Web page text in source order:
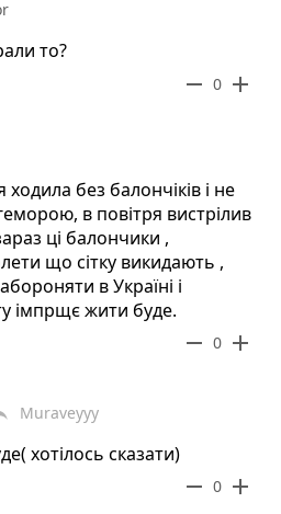
то?
remove 0 add
ходила без балончіків і не
в повітря вистрілив
ці балончики ,
що сітку викидають ,
в Україні і
імпрщє жити буде.
remove 0 add
Muraveyyy
хотілось сказати)
remove 0 add